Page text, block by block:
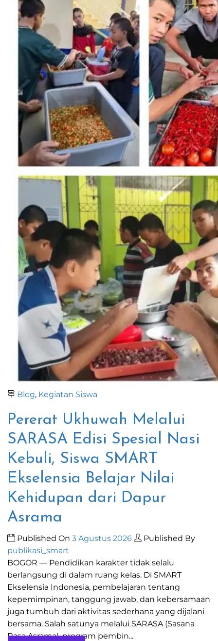
Blog, Kegiatan Siswa
Pererat Ukhuwah Melalui
SARASA Edisi Spesial Nasi
Kebuli, Siswa SMART
Ekselensia Belajar Nilai
Kehidupan dari Dapur
Asrama
Published On 3 Agustus 2026
Published By
publikasi_smart
BOGOR — Pendidikan karakter tidak selalu
berlangsung di dalam ruang kelas. Di SMART
Ekselensia Indonesia, pembelajaran tentang
kepemimpinan, tanggung jawab, dan kebersamaan
juga tumbuh dari aktivitas sederhana yang dijalani
bersama. Salah satunya melalui SARASA (Sasana
Rasa Asrama), program pembin...